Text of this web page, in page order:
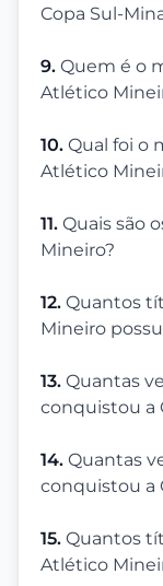
Copa Sul-
9. Quem é o
Atlético
10. Qual foi o
Atlético
11. Quais são
Mineiro?
12. Quantos
Mineiro
13. Quantas
conquistou a
14. Quantas
conquistou a
15. Quantos
Atlético